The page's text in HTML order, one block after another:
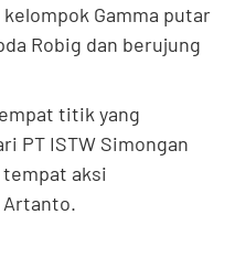
Gamma putar
Robig dan berujung
titik yang
PT ISTW Simongan
aksi
Artanto.